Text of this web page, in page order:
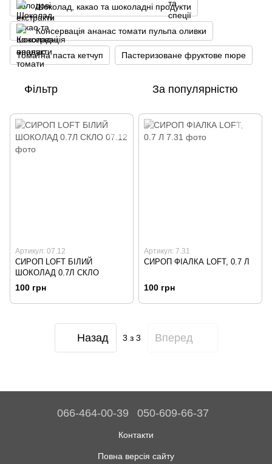
Шоколад, какао та шоколадні продукти
Консервація ананас томати пульпа оливки
Томатна паста кетчуп Пастеризоване фруктове пюре
Фільтр За популярністю
Артикул: 07.12
СИРОП LOFT БІЛИЙ
ШОКОЛАД 0.7Л СКЛО
100 грн
Артикул: 7.31
СИРОП ФІАЛКА LOFT, 0.7 Л
100 грн
Назад 3 з 3 Вперед
066-464-00-39 050-609-66-37
Контакти
Повна версія сайту